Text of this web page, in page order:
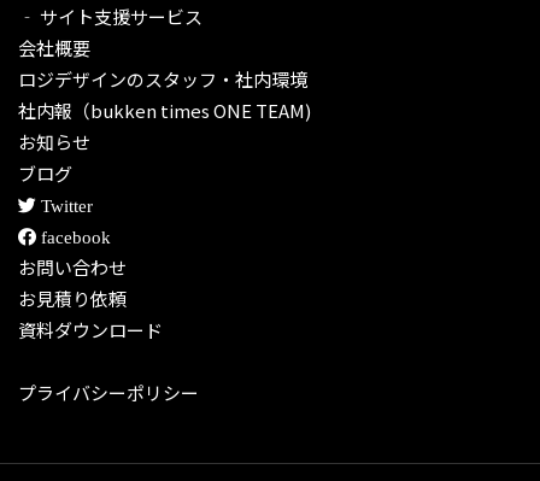
‐ サイト支援サービス
会社概要
ロジデザインのスタッフ・社内環境
社内報（bukken times ONE TEAM)
お知らせ
ブログ
Twitter
facebook
お問い合わせ
お見積り依頼
資料ダウンロード
プライバシーポリシー